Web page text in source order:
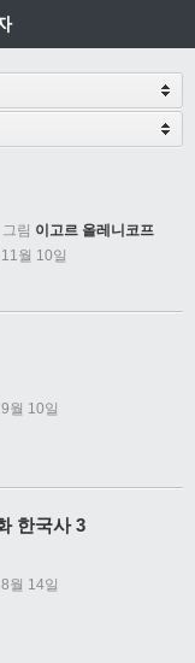
그림 이고르 올레니코프
월 10일
월 10일
한국사 3
월 14일